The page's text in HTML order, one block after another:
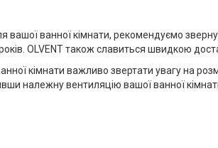
ванної кімнати, рекомендуємо
OLVENT також славиться швидкою
кімнати важливо звертати увагу на
належну вентиляцію вашої ванної